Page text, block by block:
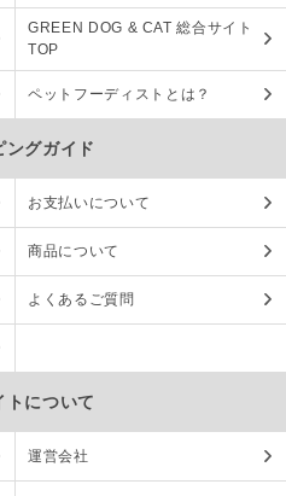
GREEN DOG & CAT 総合サイト
TOP
ペットフーディストとは？
ングガイド
お支払いについて
商品について
よくあるご質問
トについて
運営会社